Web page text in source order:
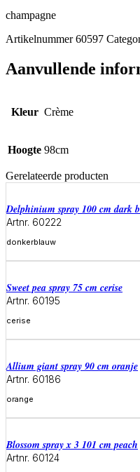
champagne
Artikelnummer60597
Aanvullende
Kleur Crème
Hoogte 98cm
Gerelateerde producten
delphinium spray 100 cm dark
Artnr. 60222
donkerblauw
sweet pea spray 75 cm cerise
Artnr. 60195
cerise
allium giant spray 90 cm oranje
Artnr. 60186
orange
Meer informatie
blossom spray x 3 101 cm peach
Artnr. 60124